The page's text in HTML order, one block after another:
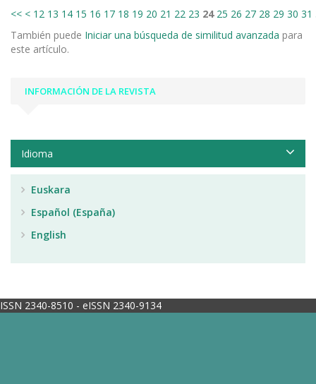
<< < 12 13 14 15 16 17 18 19 20 21 22 23 24 25 26 27 28 29 30 31
También puede Iniciar una búsqueda de similitud avanzada para
este artículo.
INFORMACIÓN DE LA REVISTA
Idioma
Euskara
Español (España)
English
ISSN 2340-8510 - eISSN 2340-9134